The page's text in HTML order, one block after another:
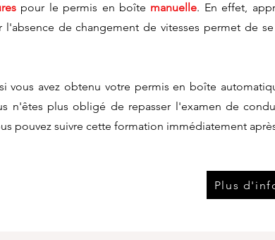
pour le permis en boîte manuelle. En effet,
l'absence de changement de vitesses permet de
vous avez obtenu votre permis en boîte
n'êtes plus obligé de repasser l'examen de
pouvez suivre cette formation immédiatement
Plus